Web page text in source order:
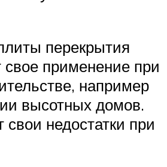
перекрытия
применение при
например
высотных домов.
недостатки при